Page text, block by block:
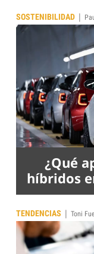
SOSTENIBILIDAD |
¿Qué
híbridos
TENDENCIAS | Toni